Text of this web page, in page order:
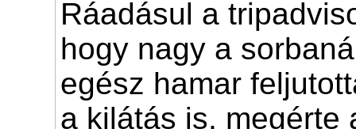
Ráadásul a
hogy nagy a
egész hamar
a kilátás is, megérte